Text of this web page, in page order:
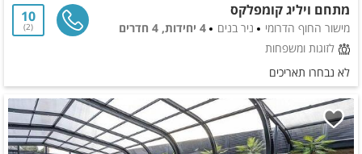
מתחם ויליג קומפלקס
מישור החוף הדרומי ניר בנים
4 יחידות, 4 חדרים
לזוגות ומשפחות
10
2
לא נבחרו תאריכים